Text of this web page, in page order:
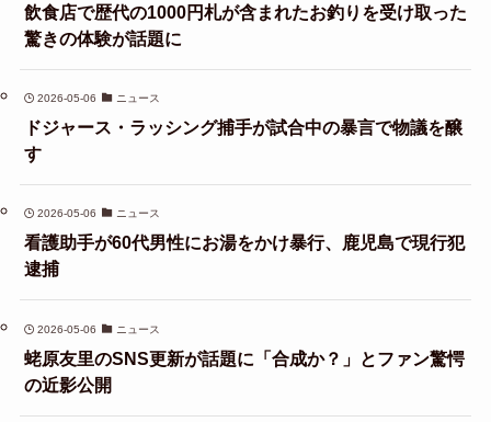
飲食店で歴代の1000円札が含まれたお釣りを受け取った
驚きの体験が話題に
2026-05-06 ニュース
ドジャース・ラッシング捕手が試合中の暴言で物議を醸
す
2026-05-06 ニュース
看護助手が60代男性にお湯をかけ暴行、鹿児島で現行犯
逮捕
2026-05-06 ニュース
蛯原友里のSNS更新が話題に「合成か？」とファン驚愕
の近影公開